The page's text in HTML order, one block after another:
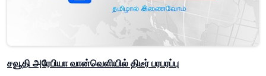
சவூதி அரேபியா வான்வெளியில் திடீர் பரபரப்பு